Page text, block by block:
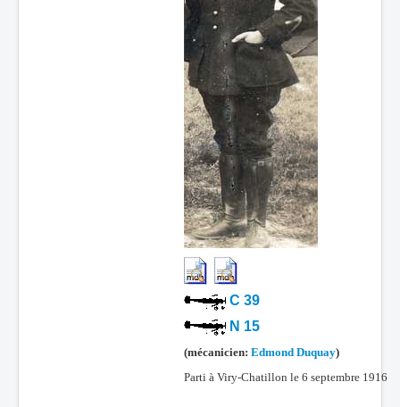
C 39
N 15
(mécanicien: Edmond Duquay)
Parti à Viry-Chatillon le 6 septembre 1916